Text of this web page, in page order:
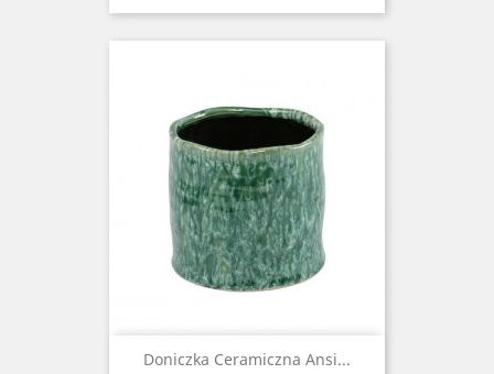
Doniczka Ceramiczna Ansi...